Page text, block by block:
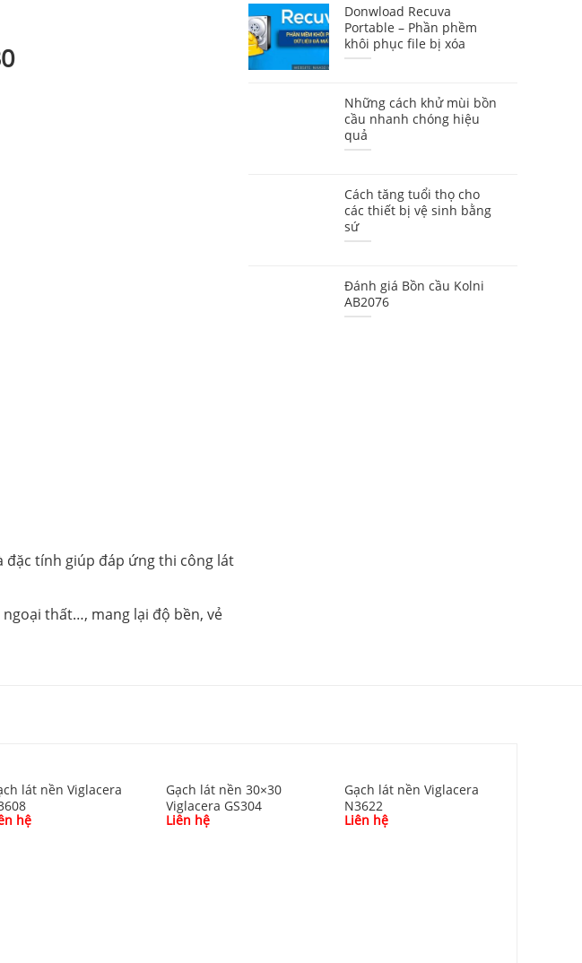
đặc tính giúp đáp ứng thi công lát
thất…, mang lại độ bền, vẻ
Donwload Recuva
Portable – Phần phềm
khôi phục file bị xóa
Những cách khử mùi bồn
cầu nhanh chóng hiệu
quả
Cách tăng tuổi thọ cho
các thiết bị vệ sinh bằng
sứ
Đánh giá Bồn cầu Kolni
AB2076
lát nền Viglacera
hệ
Gạch lát nền 30×30
Viglacera GS304
Liên hệ
Gạch lát nền Viglacera
N3622
Liên hệ